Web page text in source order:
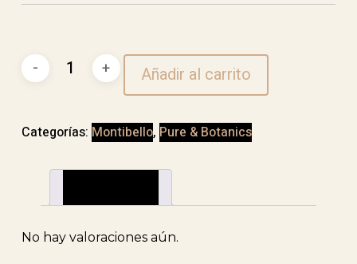
Biphasic
Remover
Añadir al carrito
Categorías: Montibello, Pure & Botanics
No hay valoraciones aún.